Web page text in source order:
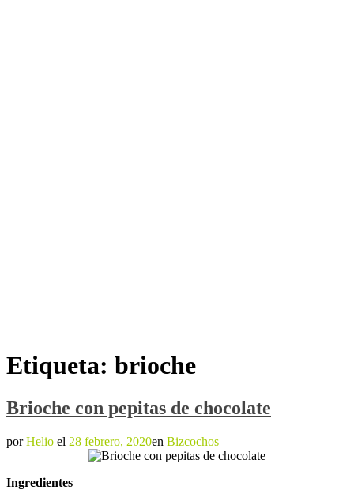
Etiqueta: brioche
Brioche con pepitas de chocolate
porHelio el 28 febrero, 2020en Bizcochos
Ingredientes